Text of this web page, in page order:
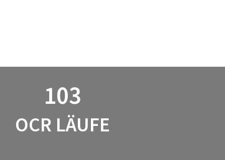
103
OCR LÄUFE